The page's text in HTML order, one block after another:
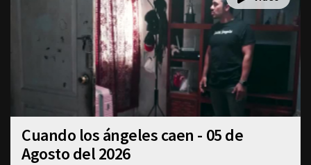
Cuando los ángeles caen - 05 de
Agosto del 2026